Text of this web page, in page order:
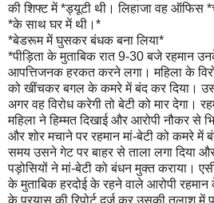
की शिफ्ट में *ड्यूटी थी। लिहाजा वह ऑफिस
*के साथ घर में थी।*
*बेडरूम में घुसकर बंधक बना लिया*
*पीड़िता के मुताबिक रात 9-30 बजे
आपत्तिजनक हरकत करने लगा। महिला के
को खींचकर बगल के कमरे में बंद कर दिया।
अगर वह विरोध करेगी तो बेटी को मार देगा।
महिला ने हिम्मत दिखाई और आरोपी नौकर से
और शोर मचाने पर रहमान मां-बेटी को कमरे में
समय उसने गेट पर बाहर से ताला लगा दिया
पड़ोसियों ने मां-बेटी को बंधन मुक्त कराया।
के मुताबिक हरदोई के रहने वाले आरोपी
के प्रयास की रिपोर्ट दर्ज कर उसकी तलाश में